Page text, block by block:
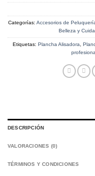
Categorías: Accesorios de
Belleza y
Etiquetas: Plancha Alisadora,
DESCRIPCIÓN
VALORACIONES (0)
TÉRMINOS Y CONDICIONES